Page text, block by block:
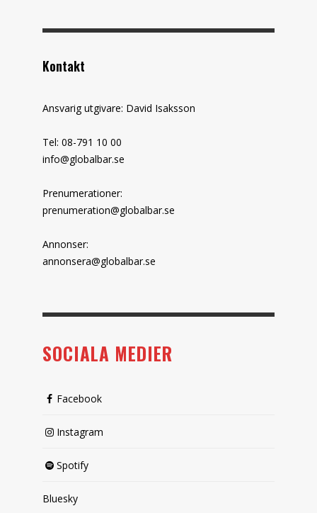
Kontakt
Ansvarig utgivare: David Isaksson
Tel: 08-791 10 00
info@globalbar.se
Prenumerationer:
prenumeration@globalbar.se
Annonser:
annonsera@globalbar.se
SOCIALA MEDIER
Facebook
Instagram
Spotify
Bluesky